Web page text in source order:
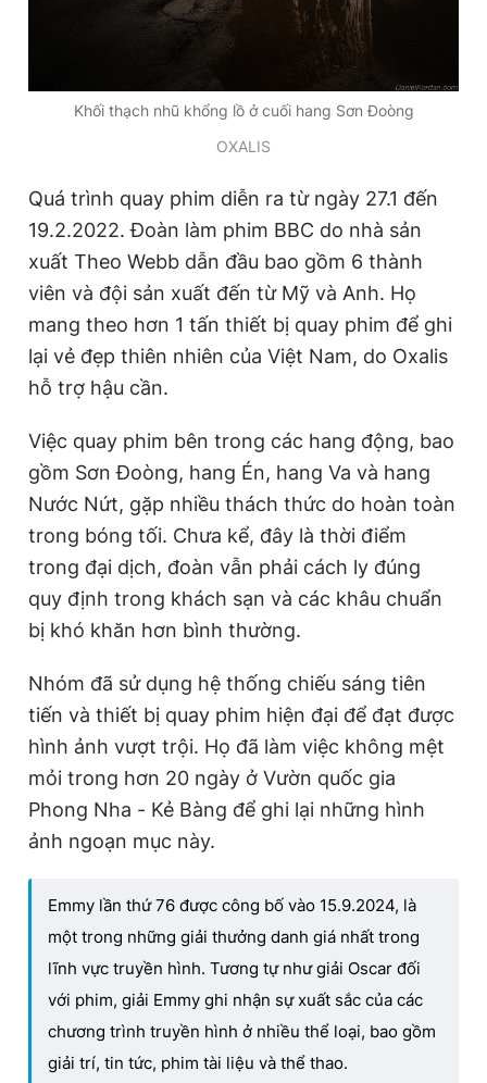
Khối thạch nhũ khổng lồ ở cuối hang Sơn Đoòng
OXALIS
Quá trình quay phim diễn ra từ ngày 27.1 đến
19.2.2022. Đoàn làm phim BBC do nhà sản
xuất Theo Webb dẫn đầu bao gồm 6 thành
viên và đội sản xuất đến từ Mỹ và Anh. Họ
mang theo hơn 1 tấn thiết bị quay phim để ghi
lại vẻ đẹp thiên nhiên của Việt Nam, do Oxalis
hỗ trợ hậu cần.
Việc quay phim bên trong các hang động, bao
gồm Sơn Đoòng, hang Én, hang Va và hang
Nước Nứt, gặp nhiều thách thức do hoàn toàn
trong bóng tối. Chưa kể, đây là thời điểm
trong đại dịch, đoàn vẫn phải cách ly đúng
quy định trong khách sạn và các khâu chuẩn
bị khó khăn hơn bình thường.
Nhóm đã sử dụng hệ thống chiếu sáng tiên
tiến và thiết bị quay phim hiện đại để đạt được
hình ảnh vượt trội. Họ đã làm việc không mệt
mỏi trong hơn 20 ngày ở Vườn quốc gia
Phong Nha - Kẻ Bàng để ghi lại những hình
ảnh ngoạn mục này.
Emmy lần thứ 76 được công bố vào 15.9.2024, là
một trong những giải thưởng danh giá nhất trong
lĩnh vực truyền hình. Tương tự như giải Oscar đối
với phim, giải Emmy ghi nhận sự xuất sắc của các
chương trình truyền hình ở nhiều thể loại, bao gồm
giải trí, tin tức, phim tài liệu và thể thao.